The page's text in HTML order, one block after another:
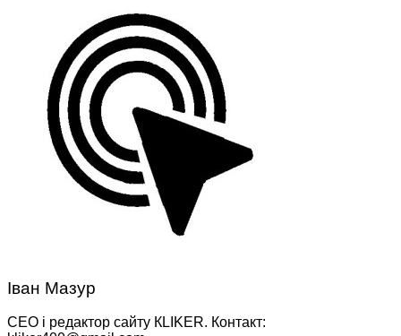
Іван Мазур
CEO і редактор сайту КLIKER. Контакт: